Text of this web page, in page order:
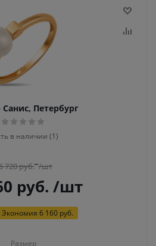
Петербург
в наличии (1)
720руб. /шт
руб. /шт
Экономия 6 160 руб.
Размер